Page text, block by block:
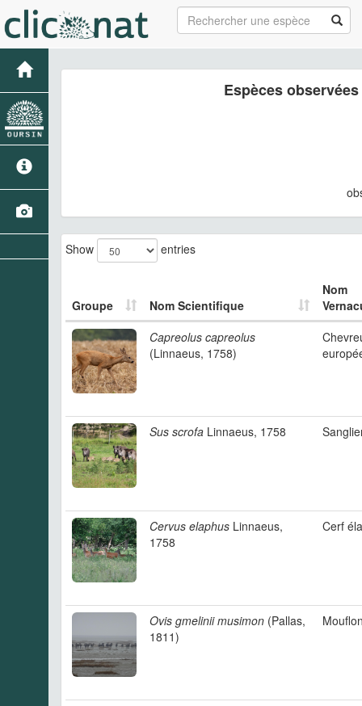
Espèces
Show entries
Groupe Nom Scientifique
Nom
Capreolus capreolus
(Linnaeus, 1758)
Sus scrofa Linnaeus, 1758
Cervus elaphus Linnaeus,
1758
Cerf
Ovis gmelinii musimon (Pallas,
1811)